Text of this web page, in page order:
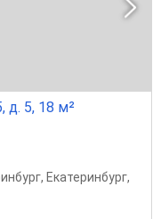
д. 5, 18 м²
, Екатеринбург,